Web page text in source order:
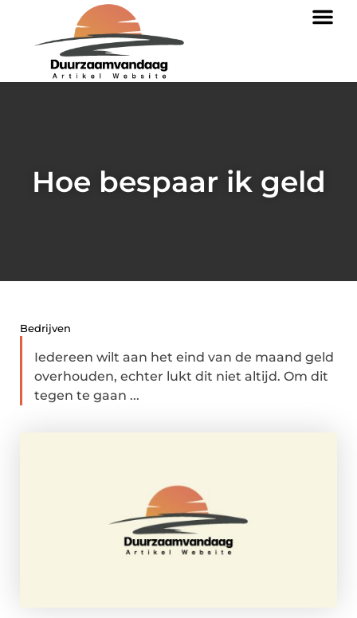
Hoe bespaar ik geld
Bedrijven
Iedereen wilt aan het eind van de maand geld
overhouden, echter lukt dit niet altijd. Om dit
tegen te gaan ...